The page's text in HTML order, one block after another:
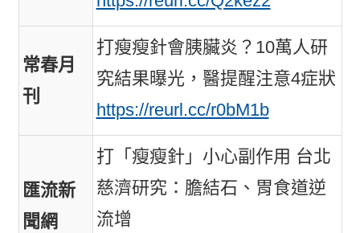
常春月
刊
打瘦瘦針會胰臟炎？10萬人研
究結果曝光，醫提醒注意4症狀
https://reurl.cc/r0bM1b
匯流新
聞網
打「瘦瘦針」小心副作用 台北
慈濟研究：膽結石、胃食道逆
流增